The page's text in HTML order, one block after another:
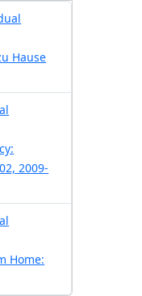
Hause
2009-
Home: